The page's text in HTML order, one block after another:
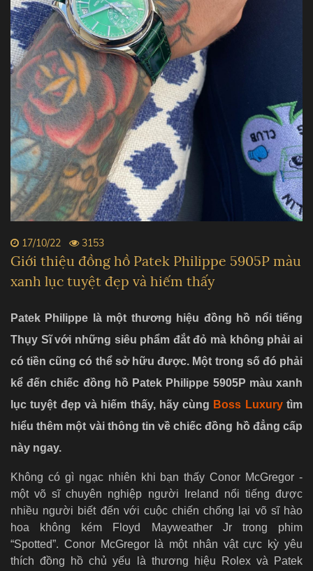
17/10/22 3153
Giới thiệu đồng hồ Patek Philippe 5905P màu
xanh lục tuyệt đẹp và hiếm thấy
Patek Philippe là một thương hiệu đồng hồ nổi tiếng
Thụy Sĩ với những siêu phẩm đắt đỏ mà không phải ai
có tiền cũng có thể sở hữu được. Một trong số đó phải
kể đến chiếc đồng hồ Patek Philippe 5905P màu xanh
lục tuyệt đẹp và hiếm thấy, hãy cùng Boss Luxurytìm
hiểu thêm một vài thông tin về chiếc đồng hồ đẳng cấp
này ngay.
Không có gì ngạc nhiên khi bạn thấy Conor McGregor -
một võ sĩ chuyên nghiệp người Ireland nổi tiếng được
nhiều người biết đến với cuộc chiến chống lại võ sĩ hào
hoa không kém Floyd Mayweather Jr trong phim
“Spotted”. Conor McGregor là một nhân vật cực kỳ yêu
thích đồng hồ chủ yếu là thương hiệu Rolex và Patek